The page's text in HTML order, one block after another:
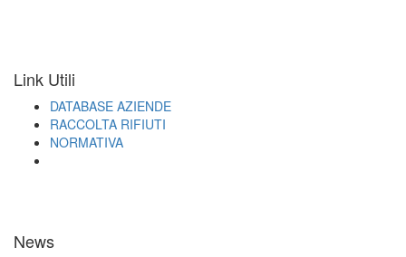
Link Utili
DATABASE AZIENDE
RACCOLTA RIFIUTI
NORMATIVA
News